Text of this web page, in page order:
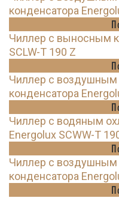
конденсатора
Чиллер с выносным
SCLW-T 190 Z
Чиллер с
конденсатора
Чиллер с водяным
Energolux SCWW-T
Чиллер с
конденсатора